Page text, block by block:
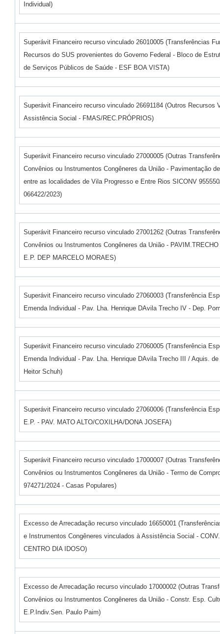
Individual)
Superávit Financeiro recurso vinculado 26010005 (Transferências
Recursos do SUS provenientes do Governo Federal - Bloco de
de Serviços Públicos de Saúde - ESF BOA VISTA)
Superávit Financeiro recurso vinculado 26691184 (Outros Recursos
Assistência Social - FMAS/REC.PRÓPRIOS)
Superávit Financeiro recurso vinculado 27000005 (Outras
Convênios ou Instrumentos Congêneres da União - Pavimentação
entre as localidades de Vila Progresso e Entre Rios SICONV
066422/2023)
Superávit Financeiro recurso vinculado 27001262 (Outras
Convênios ou Instrumentos Congêneres da União -
E.P. DEP MARCELO MORAES)
Superávit Financeiro recurso vinculado 27060003 (Transferência
Emenda Individual - Pav. Lha. Henrique DAvila Trecho IV - Dep.
Superávit Financeiro recurso vinculado 27060005 (Transferência
Emenda Individual - Pav. Lha. Henrique DAvila Trecho III / Aquis.
Heitor Schuh)
Superávit Financeiro recurso vinculado 27060006 (Transferência
E.P. - PAV. MATO ALTO/COXILHA/DONA JOSEFA)
Superávit Financeiro recurso vinculado 17000007 (Outras
Convênios ou Instrumentos Congêneres da União - Termo de
974271/2024 - Casas Populares)
Excesso de Arrecadação recurso vinculado 16650001
e Instrumentos Congêneres vinculados à Assistência Social -
CENTRO DIA IDOSO)
Excesso de Arrecadação recurso vinculado 17000002 (Outras
Convênios ou Instrumentos Congêneres da União - Constr. Esp.
E.P.Indiv.Sen. Paulo Paim)